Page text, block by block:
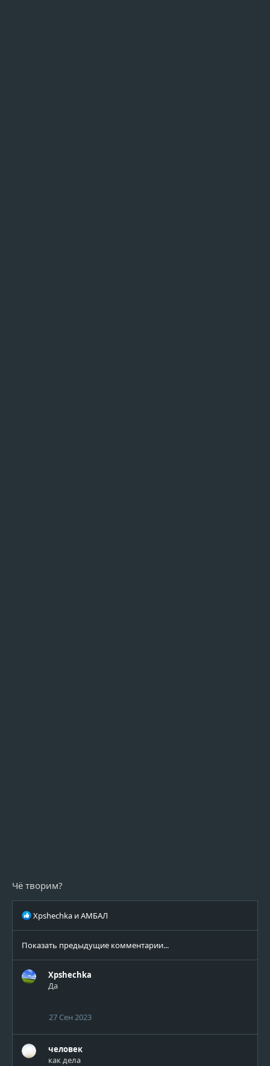
Чё творим?
Р
к
ц
и
и
Xpshechka иАМБАЛ
Показать предыдущие комментарии...
Xpshechka
Да
27 Сен 2023
человек
как дела